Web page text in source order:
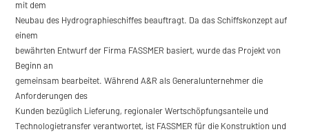
mit dem
Neubau des Hydrographieschiffes beauftragt. Da das Schiffskonzept auf
einem
bewährten Entwurf der Firma FASSMER basiert, wurde das Projekt von
Beginn an
gemeinsam bearbeitet. Während A&R als Generalunternehmer die
Anforderungen des
Kunden bezüglich Lieferung, regionaler Wertschöpfungsanteile und
Technologietransfer verantwortet, ist FASSMER für die Konstruktion und